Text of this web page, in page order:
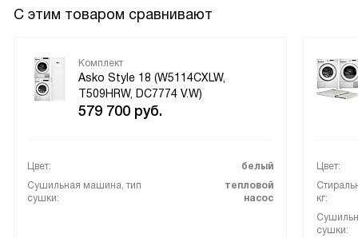
обычно готовлю на автоматических программах, а
масла. После запекания включаю пиролитическую очистку
— внутри остаётся только пепел, протёр и порядок.
Дверца закрывается плавно, подсветка наглядная,
Для повседневной готовки и выходных с друзьями этот
комплект стал моей рабочей лошадкой
С этим товаром сравнивают
Комплект
Asko Style 18 (W5114CXLW,
T509HRW, DC7774 V.W)
579 700 руб.
Цвет:
белый
Сушильная машина, тип
сушки:
тепловой
насос
Цвет:
кг:
сушки: